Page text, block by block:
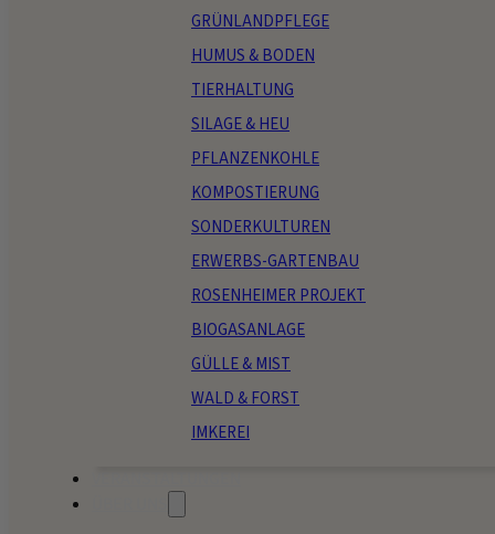
GRÜNLANDPFLEGE
HUMUS & BODEN
TIERHALTUNG
SILAGE & HEU
PFLANZENKOHLE
KOMPOSTIERUNG
SONDERKULTUREN
ERWERBS-GARTENBAU
ROSENHEIMER PROJEKT
BIOGASANLAGE
GÜLLE & MIST
WALD & FORST
IMKEREI